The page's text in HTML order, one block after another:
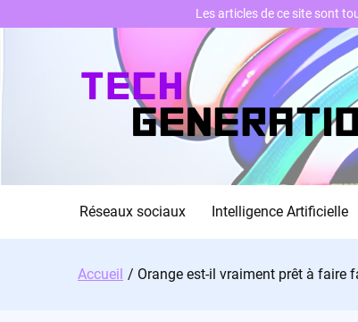
Réseaux sociaux Intelligence Artificielle
Accueil Orange est-il vraiment prêt à faire
Les articles de ce site sont